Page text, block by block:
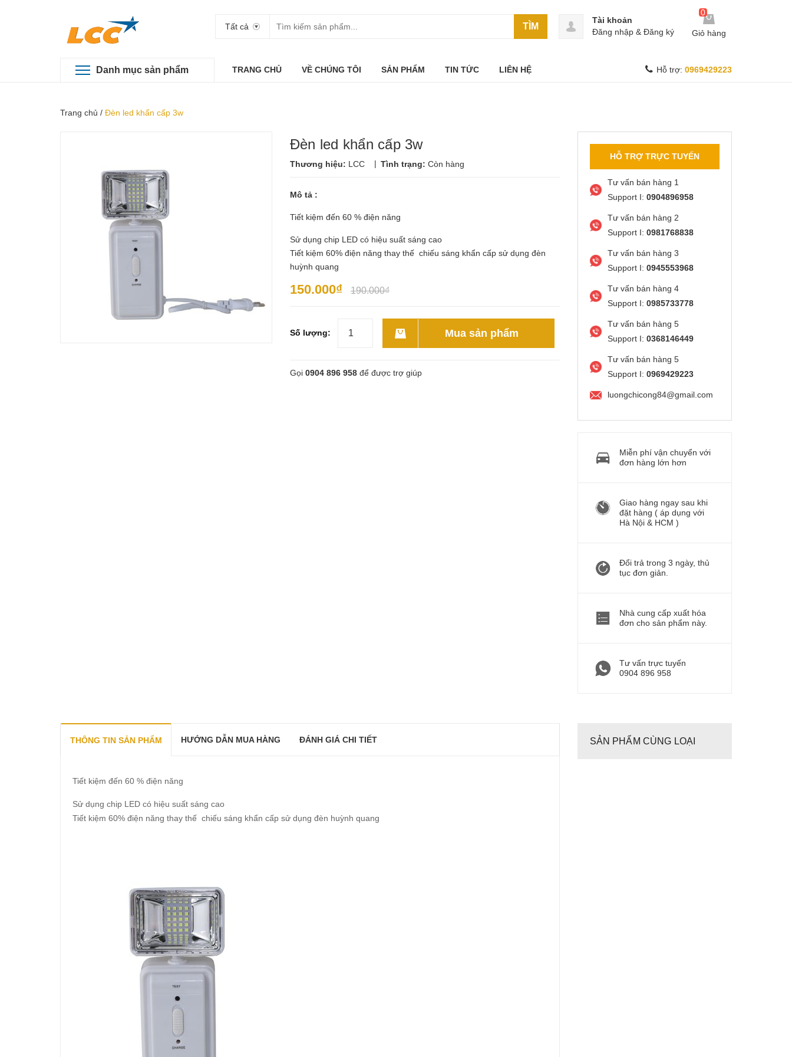
Tất cả TÌM
0
Giỏ hàng
Tài khoản
Đăng nhập & Đăng ký
Danh mục sản phẩm TRANG CHỦ VỀ CHÚNG TÔI SẢN PHẨM TIN TỨC LIÊN HỆ Hỗ trợ: 0969429223
Trang chủ / Đèn led khẩn cấp 3w
Đèn led khẩn cấp 3w
Thương hiệu: LCC | Tình trạng: Còn hàng
Mô tả :
Tiết kiệm đến 60 % điện năng
Sử dụng chip LED có hiệu suất sáng cao
Tiết kiệm 60% điện năng thay thế chiếu sáng khẩn cấp sử dụng đèn
huỳnh quang
150.000₫ 190.000₫
Số lượng: Mua sản phẩm
Gọi 0904 896 958 để được trợ giúp
HỖ TRỢ TRỰC TUYẾN
Tư vấn bán hàng 1
Support I: 0904896958
Tư vấn bán hàng 2
Support I: 0981768838
Tư vấn bán hàng 3
Support I: 0945553968
Tư vấn bán hàng 4
Support I: 0985733778
Tư vấn bán hàng 5
Support I: 0368146449
Tư vấn bán hàng 5
Support I: 0969429223
luongchicong84@gmail.com
Miễn phí vận chuyển với
đơn hàng lớn hơn
Giao hàng ngay sau khi
đặt hàng ( áp dụng với
Hà Nội & HCM )
Đổi trả trong 3 ngày, thủ
tục đơn giản.
Nhà cung cấp xuất hóa
đơn cho sản phẩm này.
Tư vấn trực tuyến
0904 896 958
THÔNG TIN SẢN PHẨM HƯỚNG DẪN MUA HÀNG ĐÁNH GIÁ CHI TIẾT
Tiết kiệm đến 60 % điện năng
Sử dụng chip LED có hiệu suất sáng cao
Tiết kiệm 60% điện năng thay thế chiếu sáng khẩn cấp sử dụng đèn huỳnh quang
SẢN PHẨM CÙNG LOẠI